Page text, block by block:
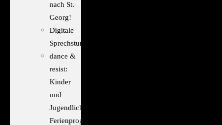
nach St.
Georg!
Digitale
Sprechstunde
dance &
resist:
Kinder
und
Jugendliche
Ferienprogramm